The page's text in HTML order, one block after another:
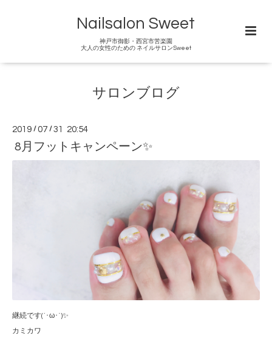
Nailsalon Sweet
神戸市御影・西宮市苦楽園
大人の女性のための ネイルサロンSweet
サロンブログ
2019 /07 /31 20:54
8月フットキャンペーン✨
継続です(`･ω･´)✨
カミカワ